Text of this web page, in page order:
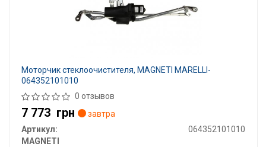
Моторчик стеклоочистителя, MAGNETI MARELLI-
064352101010
0 отзывов
7 773 грн
завтра
Артикул:
064352101010
MAGNETI